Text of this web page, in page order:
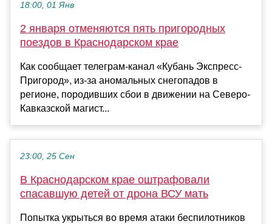
18:00, 01 Янв
2 января отменяются пять пригородных
поездов в Краснодарском крае
Как сообщает телеграм-канал «Кубань Экспресс-
Пригород», из-за аномальных снегопадов в
регионе, породивших сбои в движении на Северо-
Кавказской магист...
23:00, 25 Сен
В Краснодарском крае оштрафовали
спасавшую детей от дрона ВСУ мать
Попытка укрыться во время атаки беспилотников